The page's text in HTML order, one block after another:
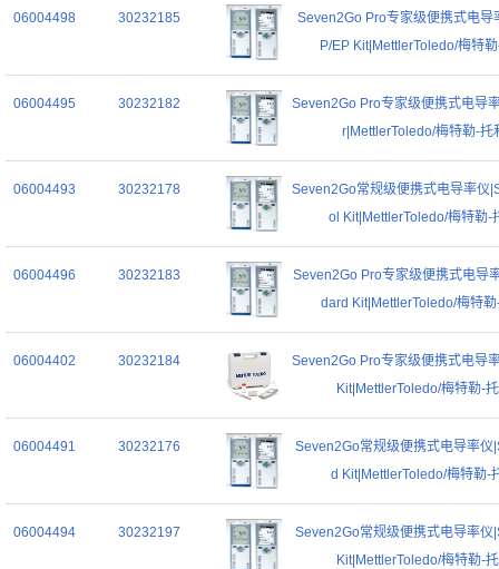
06004498 30232185
Seven2Go Pro专家级便携式电导
P/EP Kit|MettlerToledo/梅特
06004495 30232182
Seven2Go Pro专家级便携式电导
r|MettlerToledo/梅特勒-托
06004493 30232178
Seven2Go常规级便携式电导率仪
ol Kit|MettlerToledo/梅特勒-
06004496 30232183
Seven2Go Pro专家级便携式电导
dard Kit|MettlerToledo/梅特
06004402 30232184
Seven2Go Pro专家级便携式电导
Kit|MettlerToledo/梅特勒-
06004491 30232176
Seven2Go常规级便携式电导率仪
d Kit|MettlerToledo/梅特勒-
06004494 30232197
Seven2Go常规级便携式电导率仪
Kit|MettlerToledo/梅特勒-